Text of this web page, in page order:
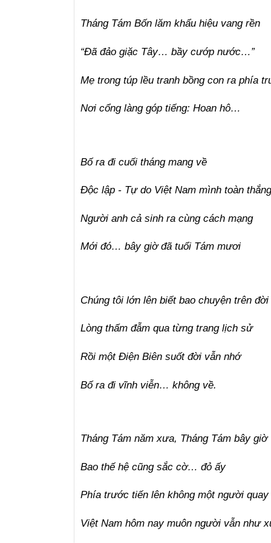
Tháng Tám Bốn lăm khẩu hiệu vang rền
“Đã đảo giặc Tây… bầy cướp nước…”
Mẹ trong túp lều tranh bồng con ra phía
Nơi cổng làng góp tiếng: Hoan hô…
Bố ra đi cuối tháng mang về
Độc lập - Tự do Việt Nam mình toàn thắng
Người anh cả sinh ra cùng cách mạng
Mới đó… bây giờ đã tuổi Tám mươi
Chúng tôi lớn lên biết bao chuyện trên đời
Lòng thấm đẫm qua từng trang lịch sử
Rồi một Điện Biên suốt đời vẫn nhớ
Bố ra đi vĩnh viễn… không về.
Tháng Tám năm xưa, Tháng Tám bây giờ
Bao thế hệ cũng sắc cờ… đỏ ấy
Phía trước tiến lên không một người quay
Việt Nam hôm nay muôn người vẫn như